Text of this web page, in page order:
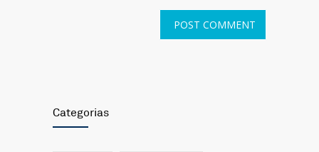
Categorias